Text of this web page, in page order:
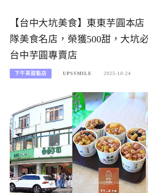
【台中大坑美食】東東芋圓本
隊美食名店，榮獲500甜，大坑
台中芋圓專賣店
下午茶甜點店 UPSSMILE 2025-10-24